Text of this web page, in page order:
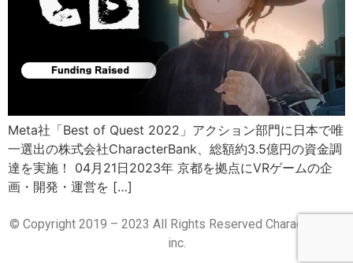
Meta社「Best of Quest 2022」アクション部門に日本で唯
一選出の株式会社CharacterBank、総額約3.5億円の資⾦調
達を実施！ 04月21日2023年 京都を拠点にVRゲームの企
画・開発・運営を […]
© Copyright 2019 – 2023 All Rights Reserved CharacterBank
inc.